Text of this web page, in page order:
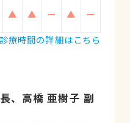
▲ ▲ ー ▲
ー
診療時間の詳細はこちら
、高橋 亜樹子 副